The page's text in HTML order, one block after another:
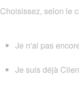
Choisissez, selon le
Je n'ai pas
Je suis déjà